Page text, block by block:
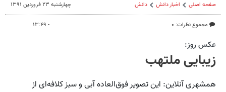
صفحه اصلی اخبار دانش دانش
مجموع نظرات: ۰
چهارشنبه ۲۳ فروردین ۱۳۹۱
- ۱۳:۴۹
عکس روز:
زیبایی ملتهب
همشهری آنلاین: این تصویر فوق‌العاده آبی و سبز کلافه‌ای از